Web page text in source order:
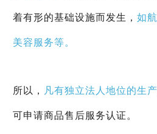
着有形的基础设施而发生， 如
美容服务等。
所以， 凡有独立法人地位的生
可申请商品售后服务认证。